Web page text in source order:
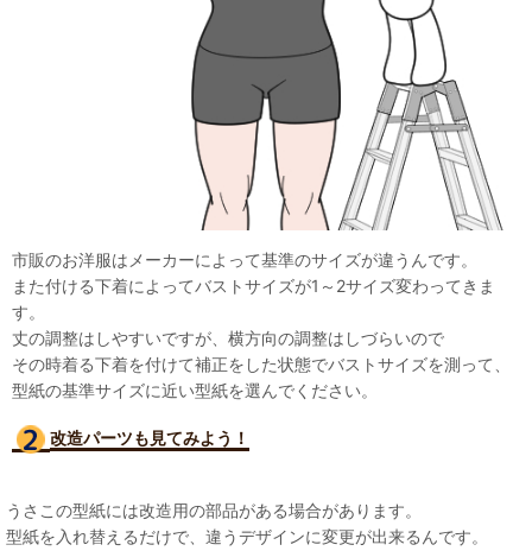
市販のお洋服はメーカーによって基準のサイズが違うんです。
また付ける下着によってバストサイズが1～2サイズ変わってきま
す。
丈の調整はしやすいですが、横方向の調整はしづらいので
その時着る下着を付けて補正をした状態でバストサイズを測って、
型紙の基準サイズに近い型紙を選んでください。
改造パーツも見てみよう！
うさこの型紙には改造用の部品がある場合があります。
型紙を入れ替えるだけで、違うデザインに変更が出来るんです。